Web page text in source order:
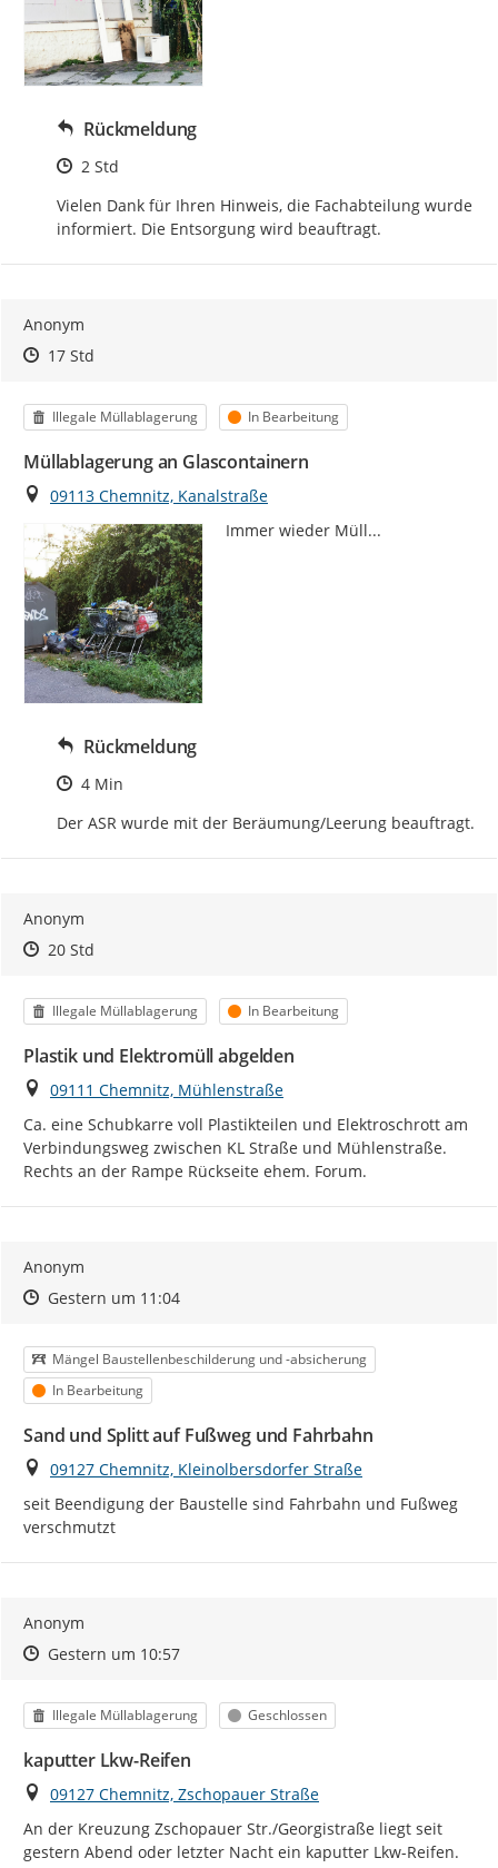
Rückmeldung
Zeitpunkt des Erstellens
2 Std
Vielen Dank für Ihren Hinweis, die Fachabteilung wurde
informiert. Die Entsorgung wird beauftragt.
Anonym
Zeitpunkt des Erstellens
Zeitpunkt des Erstellens
17 StdZur Äußerung
Kategorie
Illegale Müllablagerung Status
In Bearbeitung
Müllablagerung an Glascontainern
Ort
09113 Chemnitz, Kanalstraße
Immer wieder Müll...
Rückmeldung
Zeitpunkt des Erstellens
4 Min
Der ASR wurde mit der Beräumung/Leerung beauftragt.
Anonym
Zeitpunkt des Erstellens
Zeitpunkt des Erstellens
20 StdZur Äußerung
Kategorie
Illegale Müllablagerung Status
In Bearbeitung
Plastik und Elektromüll abgelden
Ort
09111 Chemnitz, Mühlenstraße
Ca. eine Schubkarre voll Plastikteilen und Elektroschrott am
Verbindungsweg zwischen KL Straße und Mühlenstraße.
Rechts an der Rampe Rückseite ehem. Forum.
Anonym
Zeitpunkt des Erstellens
Zeitpunkt des Erstellens
Gestern um 11:04Zur Äußerung
Kategorie
Mängel Baustellenbeschilderung und -absicherung
Status
In Bearbeitung
Sand und Splitt auf Fußweg und Fahrbahn
Ort
09127 Chemnitz, Kleinolbersdorfer Straße
seit Beendigung der Baustelle sind Fahrbahn und Fußweg
verschmutzt
Anonym
Zeitpunkt des Erstellens
Zeitpunkt des Erstellens
Gestern um 10:57Zur Äußerung
Kategorie
Illegale Müllablagerung Status
Geschlossen
kaputter Lkw-Reifen
Ort
09127 Chemnitz, Zschopauer Straße
An der Kreuzung Zschopauer Str./Georgistraße liegt seit
gestern Abend oder letzter Nacht ein kaputter Lkw-Reifen.